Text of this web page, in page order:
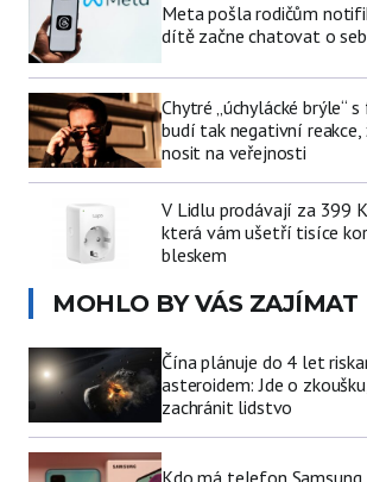
Meta pošla rodičům
dítě začne chatovat o
Chytré „úchylácké brýle“
budí tak negativní reakce,
nosit na veřejnosti
V Lidlu prodávají za 399
která vám ušetří tisíce
bleskem
MOHLO BY VÁS ZAJÍMAT
Čína plánuje do 4 let
asteroidem: Jde o
zachránit lidstvo